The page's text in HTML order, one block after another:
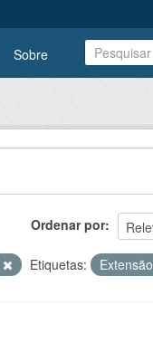
Sobre
Ordenar por
Etiquetas: Extensão